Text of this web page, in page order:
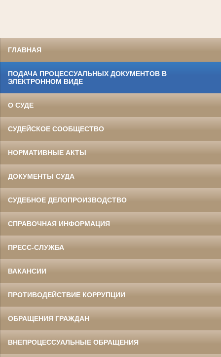
ГЛАВНАЯ
ПОДАЧА ПРОЦЕССУАЛЬНЫХ ДОКУМЕНТОВ В
ЭЛЕКТРОННОМ ВИДЕ
О СУДЕ
СУДЕЙСКОЕ СООБЩЕСТВО
НОРМАТИВНЫЕ АКТЫ
ДОКУМЕНТЫ СУДА
СУДЕБНОЕ ДЕЛОПРОИЗВОДСТВО
СПРАВОЧНАЯ ИНФОРМАЦИЯ
ПРЕСС-СЛУЖБА
ВАКАНСИИ
ПРОТИВОДЕЙСТВИЕ КОРРУПЦИИ
ОБРАЩЕНИЯ ГРАЖДАН
ВНЕПРОЦЕССУАЛЬНЫЕ ОБРАЩЕНИЯ